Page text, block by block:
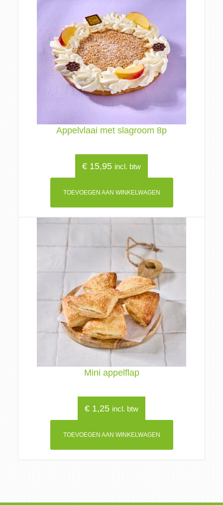
Appelvlaai met slagroom 8p
€ 15,95 incl. btw
TOEVOEGEN AAN WINKELWAGEN
Mini appelflap
€ 1,25 incl. btw
TOEVOEGEN AAN WINKELWAGEN